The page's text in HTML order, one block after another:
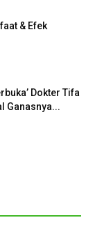
& Efek
Dokter Tifa
Ganasnya...